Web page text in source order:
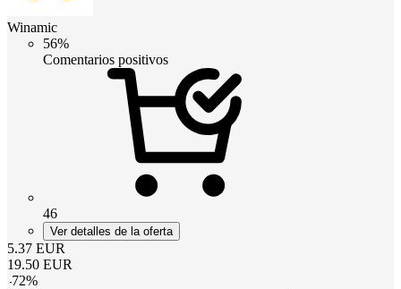
Winamic
56%
Comentarios positivos
46
Ver detalles de la oferta
5.37 EUR
19.50 EUR
-72%